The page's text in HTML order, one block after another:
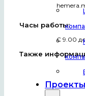
Проекты
Часы работы:
С 9.00
Также